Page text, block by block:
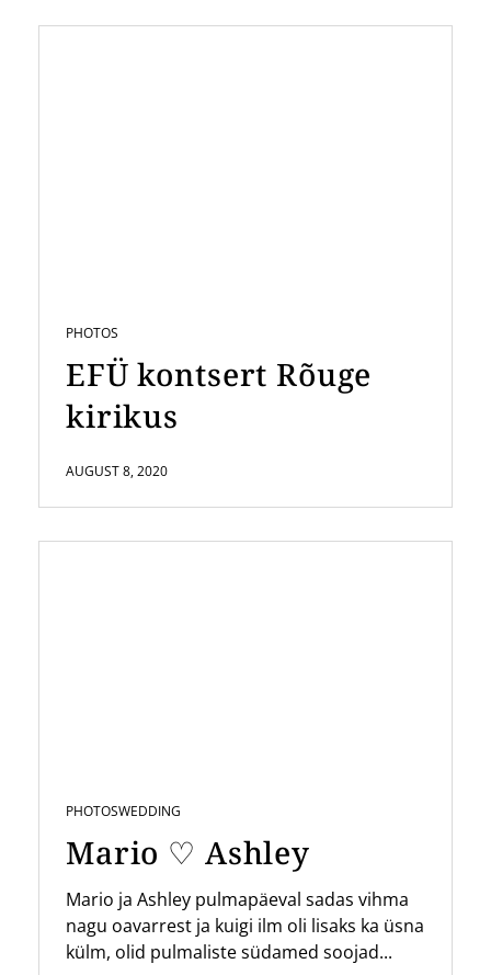
PHOTOS
EFÜ kontsert Rõuge
kirikus
AUGUST 8, 2020
PHOTOSWEDDING
Mario ♡ Ashley
Mario ja Ashley pulmapäeval sadas vihma
nagu oavarrest ja kuigi ilm oli lisaks ka üsna
külm, olid pulmaliste südamed soojad...